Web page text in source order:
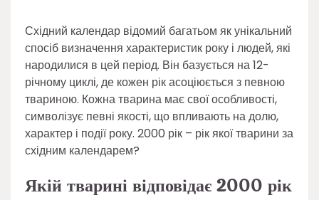
Східний календар відомий багатьом як унікальний
спосіб визначення характеристик року і людей, які
народилися в цей період. Він базується на 12-
річному циклі, де кожен рік асоціюється з певною
твариною. Кожна тварина має свої особливості,
символізує певні якості, що впливають на долю,
характер і події року. 2000 рік – рік якої тварини за
східним календарем?
Якій тварині відповідає 2000 рік